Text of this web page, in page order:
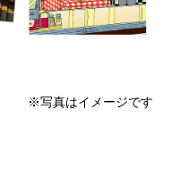
※写真はイメージです